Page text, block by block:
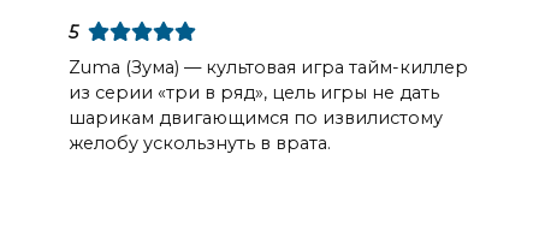
5
Zuma (Зума) — культовая игра тайм-киллер
из серии «три в ряд», цель игры не дать
шарикам двигающимся по извилистому
желобу ускользнуть в врата.